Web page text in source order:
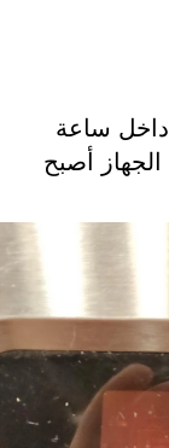
داخل ساعة
أصبح